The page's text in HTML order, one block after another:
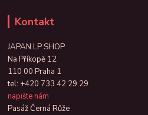
Kontakt
JAPAN LP SHOP
Na Příkopě 12
110 00 Praha 1
tel: +420 733 42 29 29
napište nám
Pasáž Černá Růže